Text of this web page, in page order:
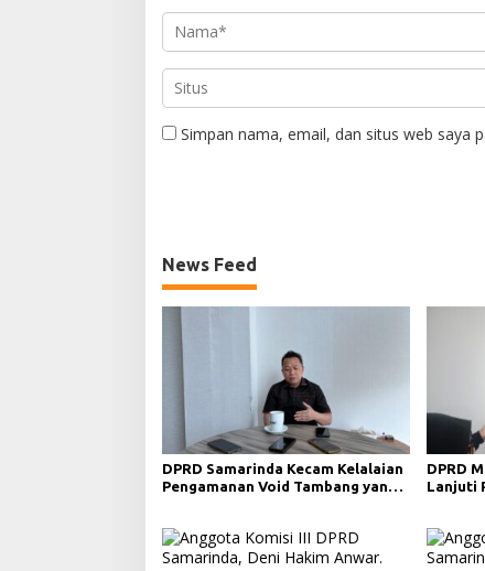
Simpan nama, email, dan situs web saya
News Feed
DPRD Samarinda Kecam Kelalaian
Pengamanan Void Tambang yang
DPRD
Lanjuti